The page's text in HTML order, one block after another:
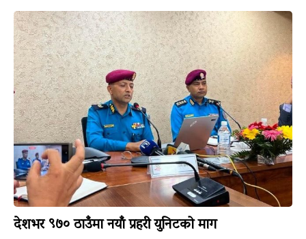
देशभर ९७० ठाउँमा नयाँ प्रहरी युनिटको माग